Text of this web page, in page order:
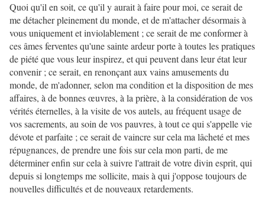
Quoi qu'il en soit, ce qu'il y aurait à faire pour moi, ce serait de
me détacher pleinement du monde, et de m'attacher désormais à
vous uniquement et inviolablement ; ce serait de me conformer à
ces âmes ferventes qu'une sainte ardeur porte à toutes les pratiques
de piété que vous leur inspirez, et qui peuvent dans leur état leur
convenir ; ce serait, en renonçant aux vains amusements du
monde, de m'adonner, selon ma condition et la disposition de mes
affaires, à de bonnes œuvres, à la prière, à la considération de vos
vérités éternelles, à la visite de vos autels, au fréquent usage de
vos sacrements, au soin de vos pauvres, à tout ce qui s'appelle vie
dévote et parfaite ; ce serait de vaincre sur cela ma lâcheté et mes
répugnances, de prendre une fois sur cela mon parti, de me
déterminer enfin sur cela à suivre l'attrait de votre divin esprit, qui
depuis si longtemps me sollicite, mais à qui j'oppose toujours de
nouvelles difficultés et de nouveaux retardements.